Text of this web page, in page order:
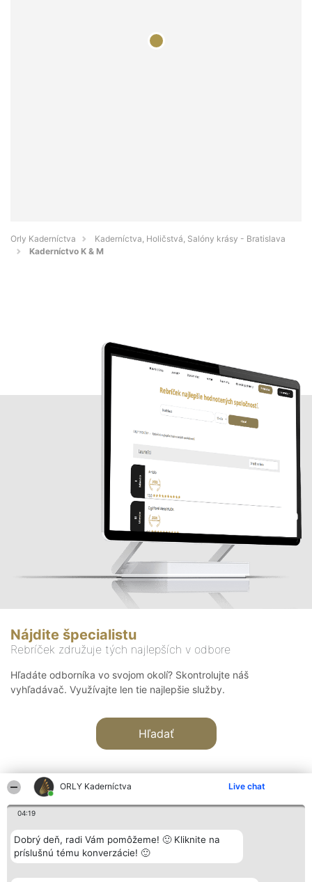
ORLY Kaderníctva Live chat
04:19
Dobrý deň, radi Vám pomôžeme! 🙂 Kliknite na
príslušnú tému konverzácie! 🙂
Orly Kaderníctva
Kaderníctva, Holičstvá, Salóny krásy - Bratislava
Kaderníctvo K & M
Nájdite špecialistu
Rebríček združuje tých najlepších v odbore
Hľadáte odborníka vo svojom okolí? Skontrolujte náš
vyhľadávač. Využívajte len tie najlepšie služby.
Hľadať
Organizátor hodnotenia
Bright Side Solutions sp. z o.
o. sp. k.
Wrocław 50-079
Hodnotenie
Laureáti
Lista
Laureatów
Kontakt
Kontakt